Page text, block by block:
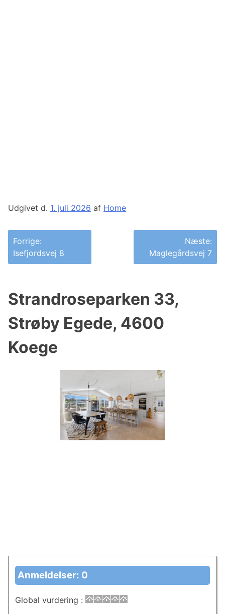
Udgivet d. 1. juli 2026 af Home
Indlægsnavigation
Forrige:
Isefjordsvej 8
Næste:
Maglegårdsvej 7
Strandroseparken 33,
Strøby Egede, 4600
Koege
Anmeldelser: 0
Global vurdering :